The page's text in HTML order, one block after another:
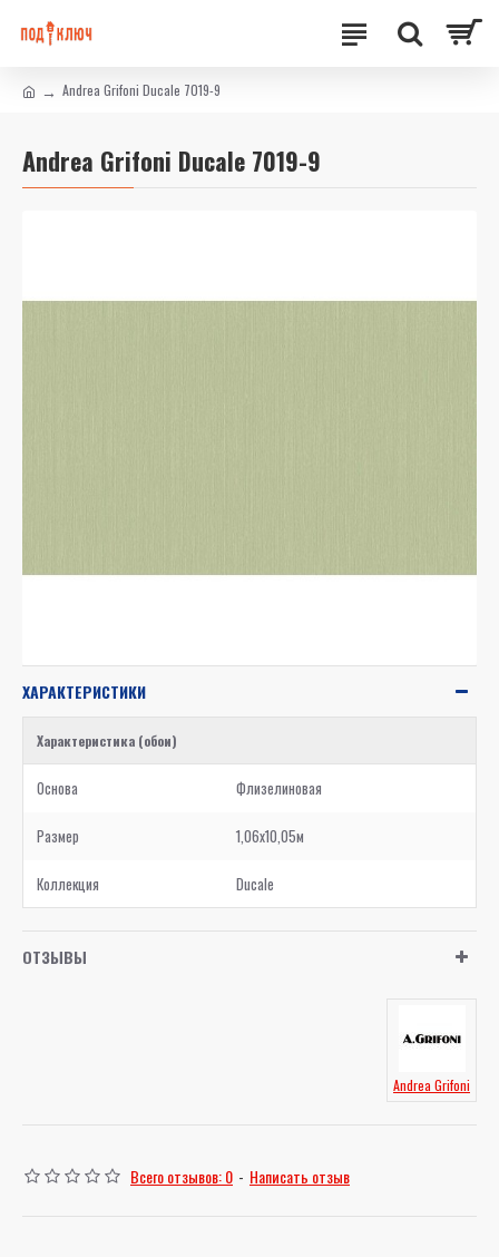
Andrea Grifoni Ducale 7019-9
Andrea Grifoni Ducale 7019-9
ХАРАКТЕРИСТИКИ
Характеристика (обои)
Основа Флизелиновая
Размер 1,06x10,05м
Коллекция Ducale
ОТЗЫВЫ
Andrea Grifoni
Всего отзывов: 0 - Написать отзыв